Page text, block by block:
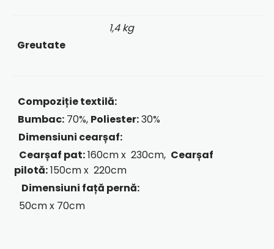
Greutate
1,4 kg
Compoziție textilă:
Bumbac: 70%, Poliester:30%
Dimensiuni cearșaf:
Cearșaf pat:160cm x 230cm, Cearșaf
pilotă:150cm x 220cm
Dimensiuni față pernă:
50cm x 70cm